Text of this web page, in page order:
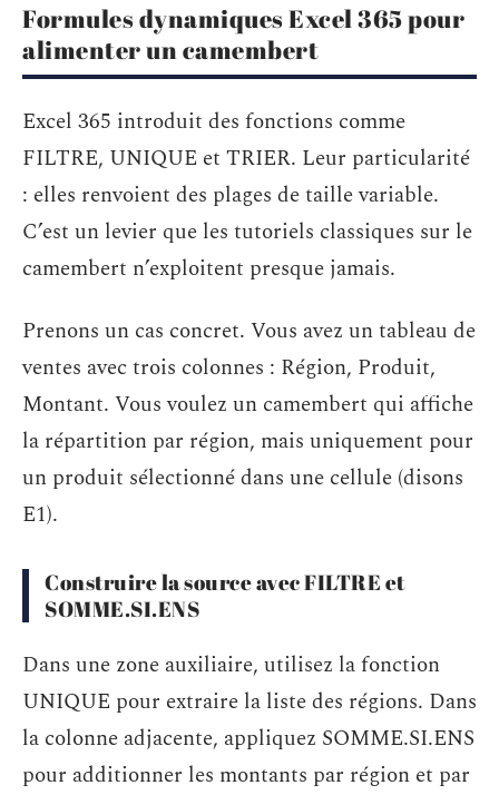
Formules dynamiques Excel 365 pour
alimenter un camembert
Excel 365 introduit des fonctions comme
FILTRE, UNIQUE et TRIER. Leur particularité
: elles renvoient des plages de taille variable.
C’est un levier que les tutoriels classiques sur le
camembert n’exploitent presque jamais.
Prenons un cas concret. Vous avez un tableau de
ventes avec trois colonnes : Région, Produit,
Montant. Vous voulez un camembert qui affiche
la répartition par région, mais uniquement pour
un produit sélectionné dans une cellule (disons
E1).
Construire la source avec FILTRE et
SOMME.SI.ENS
Dans une zone auxiliaire, utilisez la fonction
UNIQUE pour extraire la liste des régions. Dans
la colonne adjacente, appliquez SOMME.SI.ENS
pour additionner les montants par région et par